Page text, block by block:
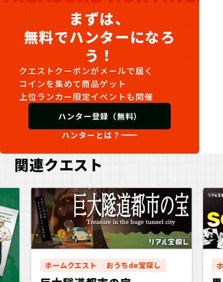
まずは、
無料でハンターになろ
う！
クエストクーポンがメールで届く
コインを集めて商品ゲット
上位ランカー限定イベントも開催
ハンター登録（無料）
ハンターとは？
関連クエスト
ホームクエスト おうちde宝探し